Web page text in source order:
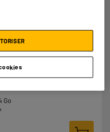
Redmi A5 64Go Or
Go